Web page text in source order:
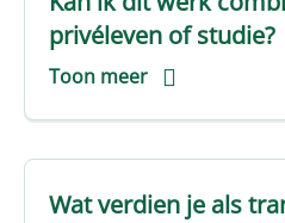
privéleven of studie?
Toon meer
Wat verdien je als